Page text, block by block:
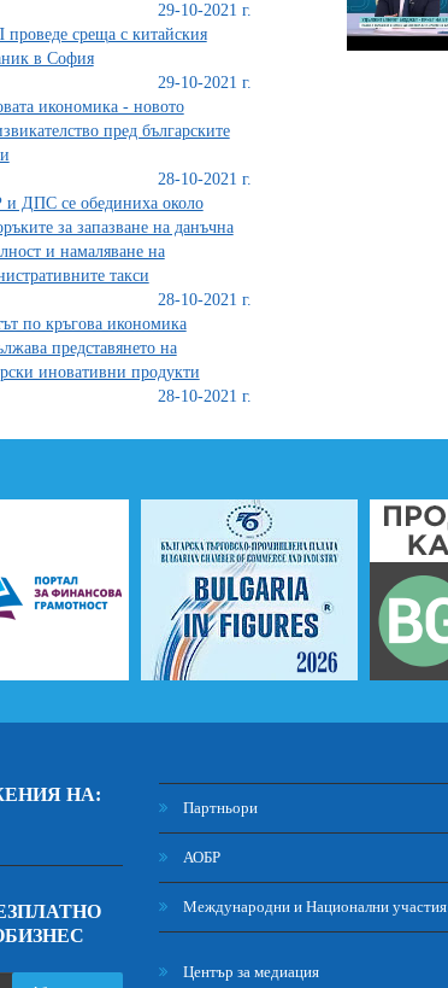
29-10-2021 г.
среща с китайския
в София
29-10-2021 г.
икономика - новото
пред българските
28-10-2021 г.
ДПС се обединиха около
за запазване на данъчна
и намаляване на
такси
28-10-2021 г.
по кръгова икономика
представянето на
иновативни продукти
28-10-2021 г.
НА:
Партньори
АОБР
Международни и Национални участия
Център за медиация